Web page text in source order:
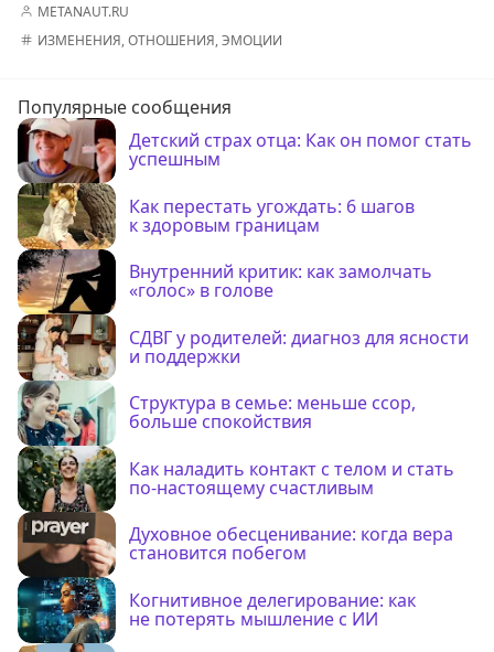
METANAUT.RU
ИЗМЕНЕНИЯ,ОТНОШЕНИЯ,ЭМОЦИИ
Популярные сообщения
Детский страх отца: Как он помог стать
успешным
Как перестать угождать: 6 шагов
к здоровым границам
Внутренний критик: как замолчать
«голос» в голове
СДВГ у родителей: диагноз для ясности
и поддержки
Структура в семье: меньше ссор,
больше спокойствия
Как наладить контакт с телом и стать
по-настоящему счастливым
Духовное обесценивание: когда вера
становится побегом
Когнитивное делегирование: как
не потерять мышление с ИИ